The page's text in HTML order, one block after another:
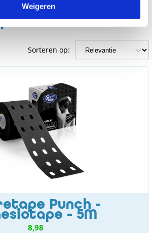
Weigeren
Sorteren op:
Punch -
- 5M
8,98